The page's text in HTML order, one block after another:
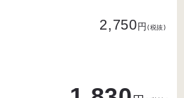
2,750円(税抜)